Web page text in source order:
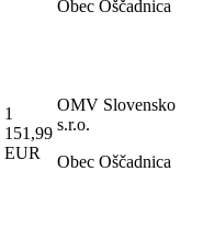
Obec Oščadnica
1
151,99
EUR
OMV Slovensko
s.r.o.
Obec Oščadnica